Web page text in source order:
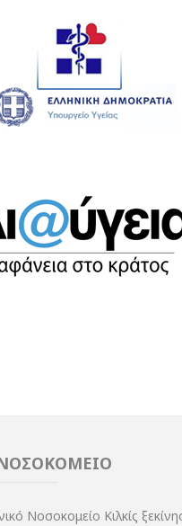
Νοσοκομείο Κιλκίς